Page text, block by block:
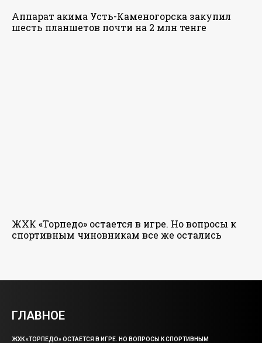
Аппарат акима Усть-Каменогорска закупил
шесть планшетов почти на 2 млн тенге
ЖХК «Торпедо» остается в игре. Но вопросы к
спортивным чиновникам все же остались
ГЛАВНОЕ
ЖХК «ТОРПЕДО» ОСТАЕТСЯ В ИГРЕ. НО ВОПРОСЫ К СПОРТИВНЫМ